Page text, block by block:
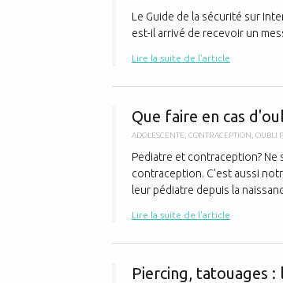
Le Guide de la sécurité sur
est-il arrivé de recevoir un
Lire la suite de l'article
Que faire en cas
ADOLESCENTE CONTRACEPTION OUBLI
Pediatre et contraception?
contraception. C’est aussi
leur pédiatre depuis la
Lire la suite de l'article
Piercing, tatouages